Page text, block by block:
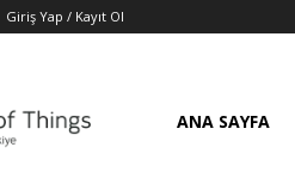
Giriş Yap / Kayıt Ol
ANA SAYFA